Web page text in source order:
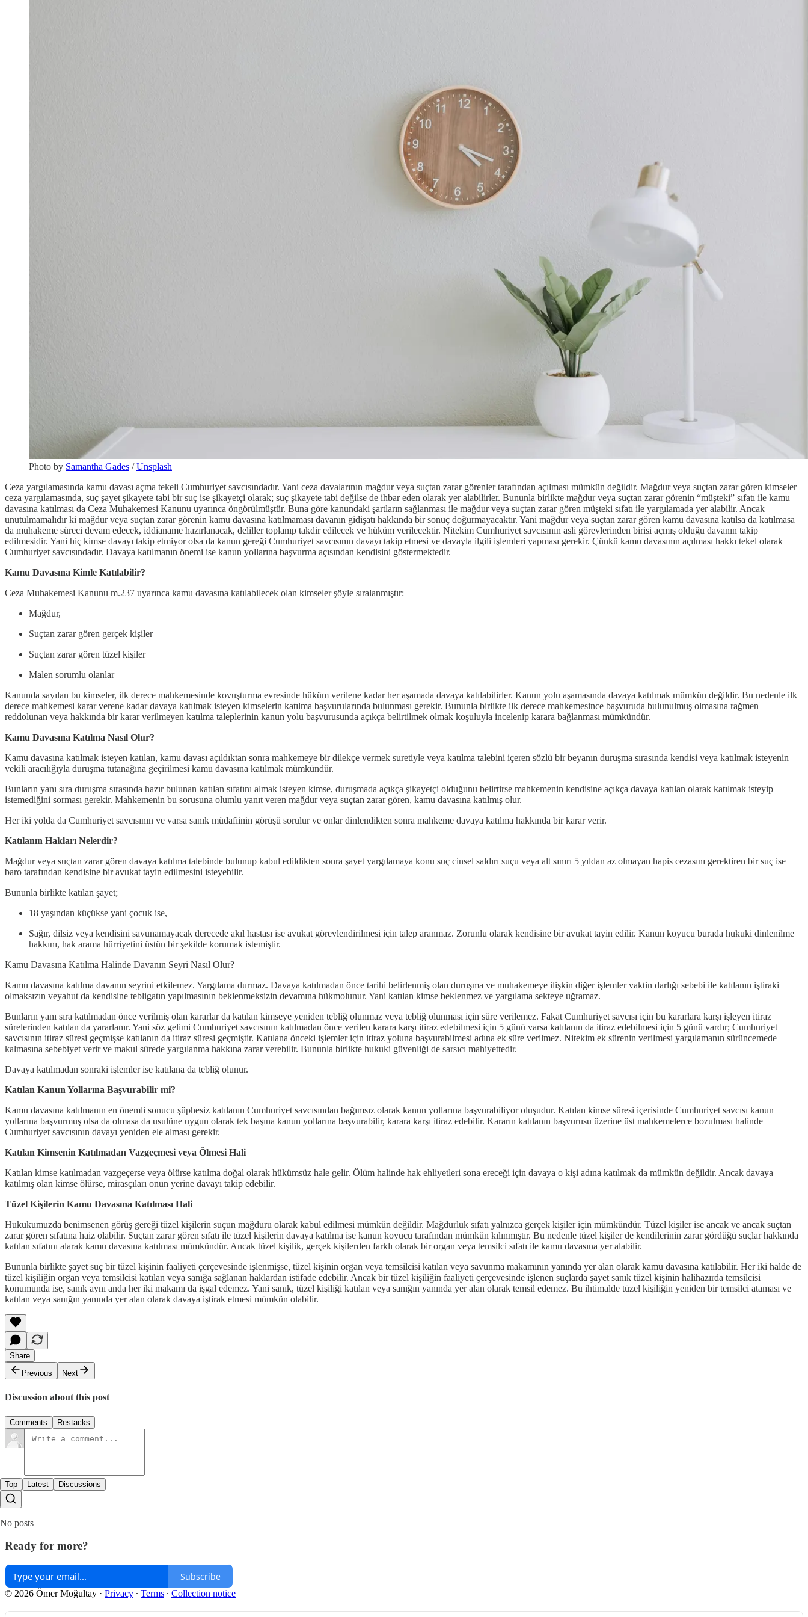
Photo by Samantha Gades /Unsplash
Ceza yargılamasında kamu davası açma tekeli Cumhuriyet savcısındadır. Yani ceza davalarının mağdur veya suçtan zarar görenler tarafından açılması mümkün değildir. Mağdur veya suçtan zarar gören kimseler
ceza yargılamasında, suç şayet şikayete tabi bir suç ise şikayetçi olarak; suç şikayete tabi değilse de ihbar eden olarak yer alabilirler. Bununla birlikte mağdur veya suçtan zarar görenin “müşteki” sıfatı ile kamu
davasına katılması da Ceza Muhakemesi Kanunu uyarınca öngörülmüştür. Buna göre kanundaki şartların sağlanması ile mağdur veya suçtan zarar gören müşteki sıfatı ile yargılamada yer alabilir. Ancak
unutulmamalıdır ki mağdur veya suçtan zarar görenin kamu davasına katılmaması davanın gidişatı hakkında bir sonuç doğurmayacaktır. Yani mağdur veya suçtan zarar gören kamu davasına katılsa da katılmasa
da muhakeme süreci devam edecek, iddianame hazırlanacak, deliller toplanıp takdir edilecek ve hüküm verilecektir. Nitekim Cumhuriyet savcısının asli görevlerinden birisi açmış olduğu davanın takip
edilmesidir. Yani hiç kimse davayı takip etmiyor olsa da kanun gereği Cumhuriyet savcısının davayı takip etmesi ve davayla ilgili işlemleri yapması gerekir. Çünkü kamu davasının açılması hakkı tekel olarak
Cumhuriyet savcısındadır. Davaya katılmanın önemi ise kanun yollarına başvurma açısından kendisini göstermektedir.
Kamu Davasına Kimle Katılabilir?
Ceza Muhakemesi Kanunu m.237 uyarınca kamu davasına katılabilecek olan kimseler şöyle sıralanmıştır:
Mağdur,
Suçtan zarar gören gerçek kişiler
Suçtan zarar gören tüzel kişiler
Malen sorumlu olanlar
Kanunda sayılan bu kimseler, ilk derece mahkemesinde kovuşturma evresinde hüküm verilene kadar her aşamada davaya katılabilirler. Kanun yolu aşamasında davaya katılmak mümkün değildir. Bu nedenle ilk
derece mahkemesi karar verene kadar davaya katılmak isteyen kimselerin katılma başvurularında bulunması gerekir. Bununla birlikte ilk derece mahkemesince başvuruda bulunulmuş olmasına rağmen
reddolunan veya hakkında bir karar verilmeyen katılma taleplerinin kanun yolu başvurusunda açıkça belirtilmek olmak koşuluyla incelenip karara bağlanması mümkündür.
Kamu Davasına Katılma Nasıl Olur?
Kamu davasına katılmak isteyen katılan, kamu davası açıldıktan sonra mahkemeye bir dilekçe vermek suretiyle veya katılma talebini içeren sözlü bir beyanın duruşma sırasında kendisi veya katılmak isteyenin
vekili aracılığıyla duruşma tutanağına geçirilmesi kamu davasına katılmak mümkündür.
Bunların yanı sıra duruşma sırasında hazır bulunan katılan sıfatını almak isteyen kimse, duruşmada açıkça şikayetçi olduğunu belirtirse mahkemenin kendisine açıkça davaya katılan olarak katılmak isteyip
istemediğini sorması gerekir. Mahkemenin bu sorusuna olumlu yanıt veren mağdur veya suçtan zarar gören, kamu davasına katılmış olur.
Her iki yolda da Cumhuriyet savcısının ve varsa sanık müdafiinin görüşü sorulur ve onlar dinlendikten sonra mahkeme davaya katılma hakkında bir karar verir.
Katılanın Hakları Nelerdir?
Mağdur veya suçtan zarar gören davaya katılma talebinde bulunup kabul edildikten sonra şayet yargılamaya konu suç cinsel saldırı suçu veya alt sınırı 5 yıldan az olmayan hapis cezasını gerektiren bir suç ise
baro tarafından kendisine bir avukat tayin edilmesini isteyebilir.
Bununla birlikte katılan şayet;
18 yaşından küçükse yani çocuk ise,
Sağır, dilsiz veya kendisini savunamayacak derecede akıl hastası ise avukat görevlendirilmesi için talep aranmaz. Zorunlu olarak kendisine bir avukat tayin edilir. Kanun koyucu burada hukuki dinlenilme
hakkını, hak arama hürriyetini üstün bir şekilde korumak istemiştir.
Kamu Davasına Katılma Halinde Davanın Seyri Nasıl Olur?
Kamu davasına katılma davanın seyrini etkilemez. Yargılama durmaz. Davaya katılmadan önce tarihi belirlenmiş olan duruşma ve muhakemeye ilişkin diğer işlemler vaktin darlığı sebebi ile katılanın iştiraki
olmaksızın veyahut da kendisine tebligatın yapılmasının beklenmeksizin devamına hükmolunur. Yani katılan kimse beklenmez ve yargılama sekteye uğramaz.
Bunların yanı sıra katılmadan önce verilmiş olan kararlar da katılan kimseye yeniden tebliğ olunmaz veya tebliğ olunması için süre verilemez. Fakat Cumhuriyet savcısı için bu kararlara karşı işleyen itiraz
sürelerinden katılan da yararlanır. Yani söz gelimi Cumhuriyet savcısının katılmadan önce verilen karara karşı itiraz edebilmesi için 5 günü varsa katılanın da itiraz edebilmesi için 5 günü vardır; Cumhuriyet
savcısının itiraz süresi geçmişse katılanın da itiraz süresi geçmiştir. Katılana önceki işlemler için itiraz yoluna başvurabilmesi adına ek süre verilmez. Nitekim ek sürenin verilmesi yargılamanın sürüncemede
kalmasına sebebiyet verir ve makul sürede yargılanma hakkına zarar verebilir. Bununla birlikte hukuki güvenliği de sarsıcı mahiyettedir.
Davaya katılmadan sonraki işlemler ise katılana da tebliğ olunur.
Katılan Kanun Yollarına Başvurabilir mi?
Kamu davasına katılmanın en önemli sonucu şüphesiz katılanın Cumhuriyet savcısından bağımsız olarak kanun yollarına başvurabiliyor oluşudur. Katılan kimse süresi içerisinde Cumhuriyet savcısı kanun
yollarına başvurmuş olsa da olmasa da usulüne uygun olarak tek başına kanun yollarına başvurabilir, karara karşı itiraz edebilir. Kararın katılanın başvurusu üzerine üst mahkemelerce bozulması halinde
Cumhuriyet savcısının davayı yeniden ele alması gerekir.
Katılan Kimsenin Katılmadan Vazgeçmesi veya Ölmesi Hali
Katılan kimse katılmadan vazgeçerse veya ölürse katılma doğal olarak hükümsüz hale gelir. Ölüm halinde hak ehliyetleri sona ereceği için davaya o kişi adına katılmak da mümkün değildir. Ancak davaya
katılmış olan kimse ölürse, mirasçıları onun yerine davayı takip edebilir.
Tüzel Kişilerin Kamu Davasına Katılması Hali
Hukukumuzda benimsenen görüş gereği tüzel kişilerin suçun mağduru olarak kabul edilmesi mümkün değildir. Mağdurluk sıfatı yalnızca gerçek kişiler için mümkündür. Tüzel kişiler ise ancak ve ancak suçtan
zarar gören sıfatına haiz olabilir. Suçtan zarar gören sıfatı ile tüzel kişilerin davaya katılma ise kanun koyucu tarafından mümkün kılınmıştır. Bu nedenle tüzel kişiler de kendilerinin zarar gördüğü suçlar hakkında
katılan sıfatını alarak kamu davasına katılması mümkündür. Ancak tüzel kişilik, gerçek kişilerden farklı olarak bir organ veya temsilci sıfatı ile kamu davasına yer alabilir.
Bununla birlikte şayet suç bir tüzel kişinin faaliyeti çerçevesinde işlenmişse, tüzel kişinin organ veya temsilcisi katılan veya savunma makamının yanında yer alan olarak kamu davasına katılabilir. Her iki halde de
tüzel kişiliğin organ veya temsilcisi katılan veya sanığa sağlanan haklardan istifade edebilir. Ancak bir tüzel kişiliğin faaliyeti çerçevesinde işlenen suçlarda şayet sanık tüzel kişinin halihazırda temsilcisi
konumunda ise, sanık aynı anda her iki makamı da işgal edemez. Yani sanık, tüzel kişiliği katılan veya sanığın yanında yer alan olarak temsil edemez. Bu ihtimalde tüzel kişiliğin yeniden bir temsilci ataması ve
katılan veya sanığın yanında yer alan olarak davaya iştirak etmesi mümkün olabilir.
Share
Previous
Next
Discussion about this post
Comments Restacks
Top Latest Discussions
No posts
Ready for more?
Subscribe
© 2026 Ömer Moğultay · Privacy ∙ Terms ∙ Collection notice